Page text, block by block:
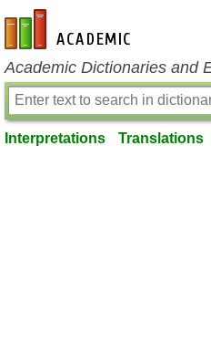
en-academic.com
Academic Dictionaries and
Interpretations Translations